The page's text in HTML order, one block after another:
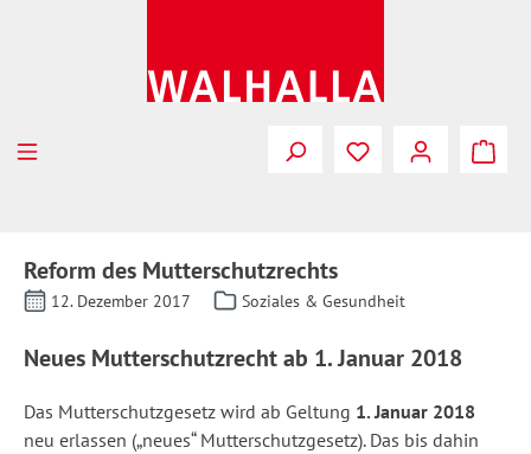
Reform des Mutterschutzrechts
12. Dezember 2017 Soziales & Gesundheit
Neues Mutterschutzrecht ab 1. Januar 2018
Das Mutterschutzgesetz wird ab Geltung 1. Januar 2018
neu erlassen („neues“ Mutterschutzgesetz). Das bis dahin